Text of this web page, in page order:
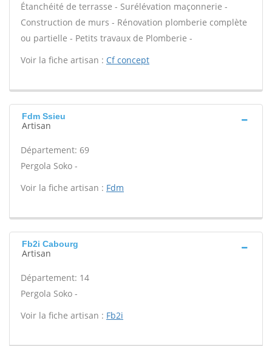
Étanchéité de terrasse - Surélévation maçonnerie -
Construction de murs - Rénovation plomberie complète
ou partielle - Petits travaux de Plomberie -
Voir la fiche artisan : Cf concept
Fdm Ssieu
Artisan
Département: 69
Pergola Soko -
Voir la fiche artisan : Fdm
Fb2i Cabourg
Artisan
Département: 14
Pergola Soko -
Voir la fiche artisan : Fb2i